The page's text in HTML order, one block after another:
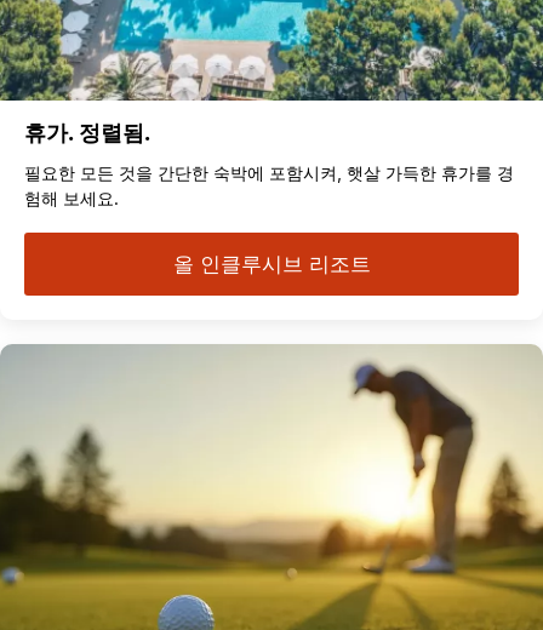
휴가. 정렬됨.
필요한 모든 것을 간단한 숙박에 포함시켜, 햇살 가득한 휴가를 경
험해 보세요.
올 인클루시브 리조트